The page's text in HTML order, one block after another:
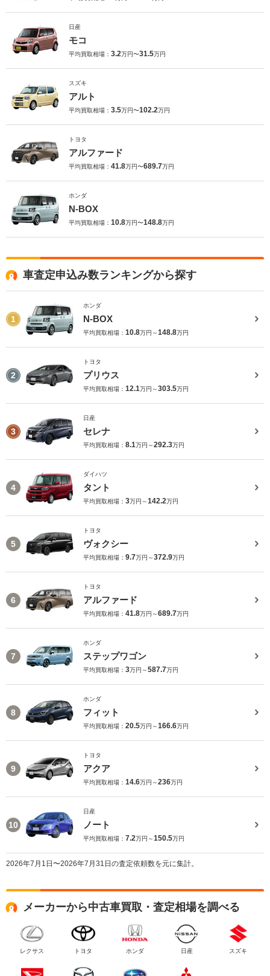
日産
モコ
平均買取相場： 3.2万円〜31.5万円
スズキ
アルト
平均買取相場： 3.5万円〜102.2万円
トヨタ
アルファード
平均買取相場： 41.8万円〜689.7万円
ホンダ
N-BOX
平均買取相場： 10.8万円〜148.8万円
車査定申込み数ランキングから探す
1
ホンダ
N-BOX
平均買取相場： 10.8万円～148.8万円
2
トヨタ
プリウス
平均買取相場： 12.1万円～303.5万円
3
日産
セレナ
平均買取相場： 8.1万円～292.3万円
4
ダイハツ
タント
平均買取相場： 3万円～142.2万円
5
トヨタ
ヴォクシー
平均買取相場： 9.7万円～372.9万円
6
トヨタ
アルファード
平均買取相場： 41.8万円～689.7万円
7
ホンダ
ステップワゴン
平均買取相場： 3万円～587.7万円
8
ホンダ
フィット
平均買取相場： 20.5万円～166.6万円
9
トヨタ
アクア
平均買取相場： 14.6万円～236万円
10
日産
ノート
平均買取相場： 7.2万円～150.5万円
2026年7月1日〜2026年7月31日の査定依頼数を元に集計。
メーカーから中古車買取・査定相場を調べる
レクサス トヨタ ホンダ 日産 スズキ